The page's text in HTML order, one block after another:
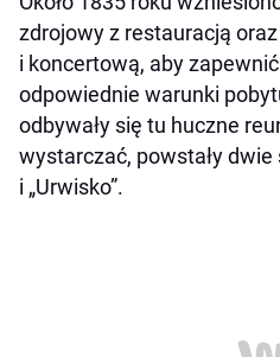
zdrojowy z restauracją
i koncertową, aby
odpowiednie warunki
odbywały się tu huczne
wystarczać, powstały dwie
i „Urwisko”.